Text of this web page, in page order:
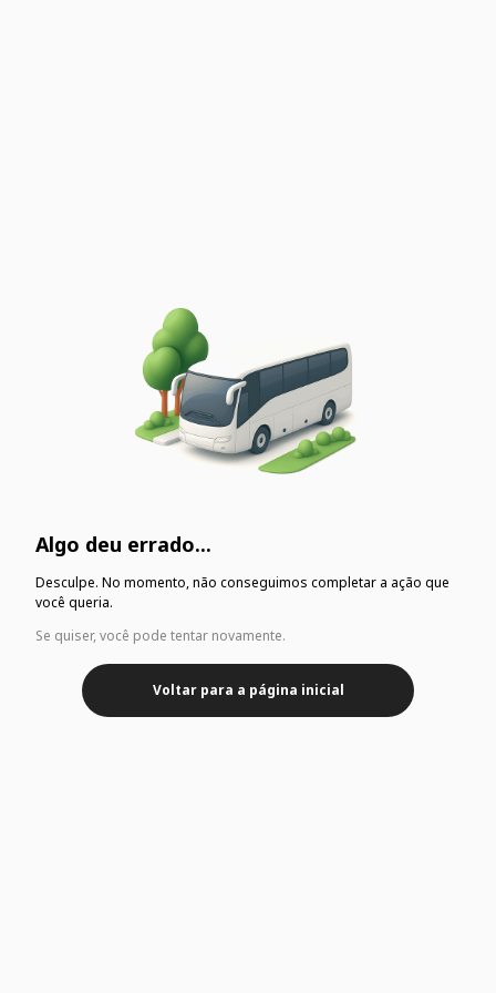
Algo deu errado...
Desculpe. No momento, não conseguimos completar a ação que
você queria.
Se quiser, você pode tentar novamente.
Voltar para a página inicial